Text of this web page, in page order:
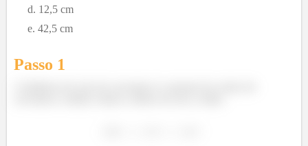
12,5 cm
42,5 cm
Passo 1